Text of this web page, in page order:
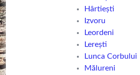
Hârtiești
Izvoru
Leordeni
Lerești
Lunca Corbului
Mălureni